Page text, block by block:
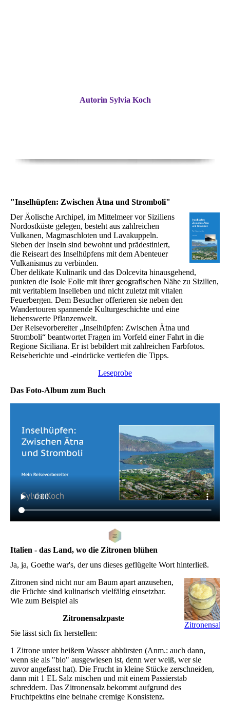
Autorin Sylvia Koch
"Inselhüpfen: Zwischen Ätna und Stromboli"
Der Äolische Archipel, im Mittelmeer vor Siziliens
Nordostküste gelegen, besteht aus zahlreichen
Vulkanen, Magmaschloten und Lavakuppeln.
Sieben der Inseln sind bewohnt und prädestiniert,
die Reiseart des Inselhüpfens mit dem Abenteuer
Vulkanismus zu verbinden.
Über delikate Kulinarik und das Dolcevita hinausgehend,
punkten die Isole Eolie mit ihrer geografischen Nähe zu Sizilien,
mit veritablem Inselleben und nicht zuletzt mit vitalen
Feuerbergen. Dem Besucher offerieren sie neben den
Wandertouren spannende Kulturgeschichte und eine
liebenswerte Pflanzenwelt.
Der Reisevorbereiter „Inselhüpfen: Zwischen Ätna und
Stromboli“ beantwortet Fragen im Vorfeld einer Fahrt in die
Regione Siciliana. Er ist bebildert mit zahlreichen Farbfotos.
Reiseberichte und -eindrücke vertiefen die Tipps.
Leseprobe
Das Foto-Album zum Buch
Italien - das Land, wo die Zitronen blühen
Ja, ja, Goethe war's, der uns dieses geflügelte Wort hinterließ.
Zitronen sind nicht nur am Baum apart anzusehen,
die Früchte sind kulinarisch vielfältig einsetzbar.
Wie zum Beispiel als
Zitronensalzpaste
Sie lässt sich fix herstellen:
1 Zitrone unter heißem Wasser abbürsten (Anm.: auch dann,
wenn sie als "bio" ausgewiesen ist, denn wer weiß, wer sie
zuvor angefasst hat). Die Frucht in kleine Stücke zerschneiden,
dann mit 1 EL Salz mischen und mit einem Passierstab
schreddern. Das Zitronensalz bekommt aufgrund des
Fruchtpektins eine beinahe cremige Konsistenz.